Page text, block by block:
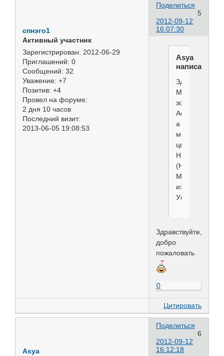
Поделиться
5
2012-09-12
16:07:30
спнэго1
Активный участник
Зарегистрирован: 2012-06-29
Приглашений: 0
Сообщений: 32
Уважение: +7
Позитив: +4
Провел на форуме:
2 дня 10 часов
Последний визит:
2013-06-05 19:08:53
Asya
написал(а):
Здравствуйте!
Меня
зовут
Ася,
а
моего
цверга
Николь
(Ника).
Мы
из
Уфы
Здравствуйте,
добро
пожаловать
0
Цитировать
Поделиться
6
2012-09-12
16:12:18
Asya